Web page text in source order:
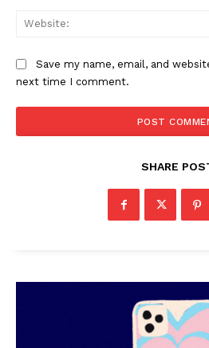
Save my name, email, and
next time I comment.
SHARE